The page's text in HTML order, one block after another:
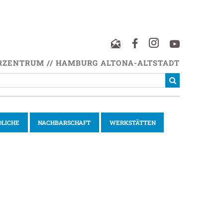
// HAMBURG ALTONA-ALTSTADT
NACHBARSCHAFT WERKSTÄTTEN